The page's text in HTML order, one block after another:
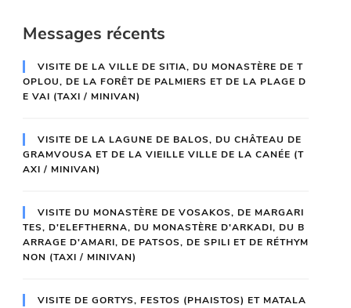
Messages récents
VISITE DE LA VILLE DE SITIA, DU MONASTÈRE DE T
OPLOU, DE LA FORÊT DE PALMIERS ET DE LA PLAGE D
E VAI (TAXI / MINIVAN)
VISITE DE LA LAGUNE DE BALOS, DU CHÂTEAU DE
GRAMVOUSA ET DE LA VIEILLE VILLE DE LA CANÉE (T
AXI / MINIVAN)
VISITE DU MONASTÈRE DE VOSAKOS, DE MARGARI
TES, D'ELEFTHERNA, DU MONASTÈRE D'ARKADI, DU B
ARRAGE D'AMARI, DE PATSOS, DE SPILI ET DE RÉTHYM
NON (TAXI / MINIVAN)
VISITE DE GORTYS, FESTOS (PHAISTOS) ET MATALA